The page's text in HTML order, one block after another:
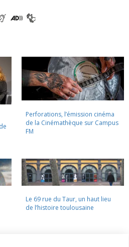
Perforations, l’émission cinéma
de la Cinémathèque sur Campus
FM
Le 69 rue du Taur, un haut lieu
de l’histoire toulousaine